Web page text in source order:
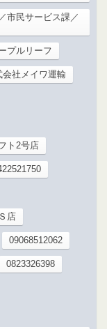
市民サービス課／
プルリーフ
会社メイワ運輸
ト2号店
店
09068512062
0823326398